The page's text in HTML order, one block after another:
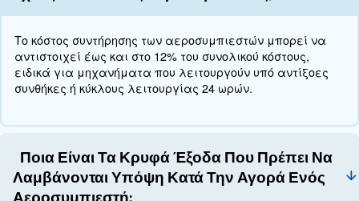
Επενδύστε σεαεροσυμπιεστές μεταβλητών
προσαρμόσετε την ταχύτητα του κινητήρα στις
διασφάλιση μέγιστης χωρητικότητας
Ανίχνευση διαρροών
για την επιδιόρθωση